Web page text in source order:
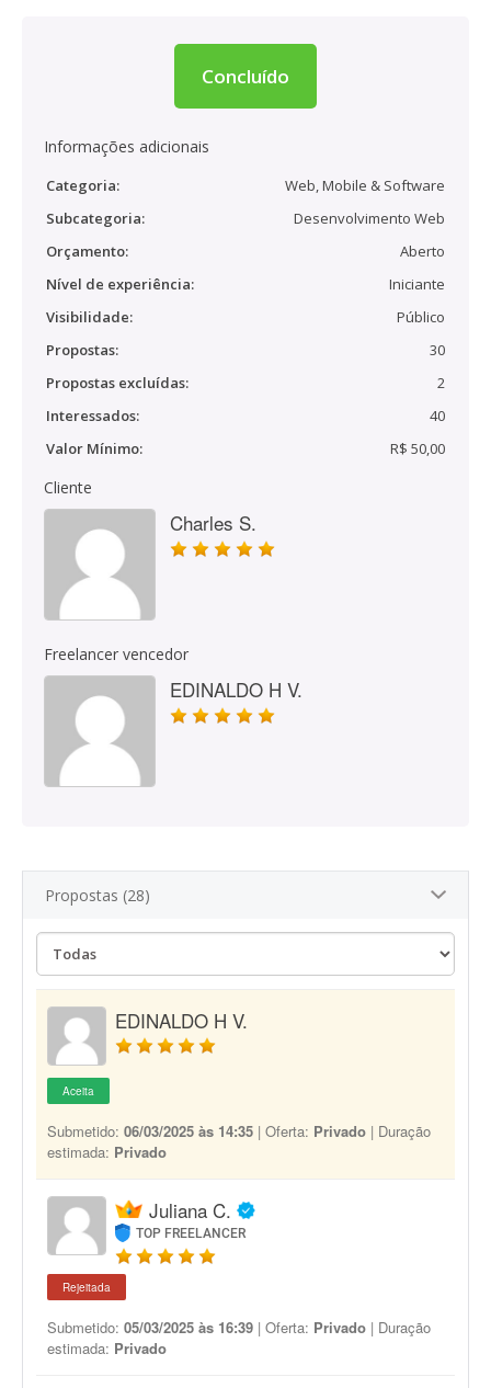
Concluído
Informações adicionais
Categoria:
Web, Mobile & Software
Subcategoria:
Desenvolvimento Web
Orçamento:
Aberto
Nível de experiência:
Iniciante
Visibilidade:
Público
Propostas:
30
Propostas excluídas:
2
Interessados:
40
Valor Mínimo:
R$ 50,00
Cliente
Charles S.
Freelancer vencedor
EDINALDO H V.
Propostas (28)
EDINALDO H V.
Aceita
Submetido: 06/03/2025 às 14:35 | Oferta: Privado | Duração
estimada: Privado
Juliana C.
TOP FREELANCER
Rejeitada
Submetido: 05/03/2025 às 16:39 | Oferta: Privado | Duração
estimada: Privado